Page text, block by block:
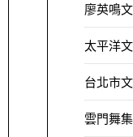
廖英鳴
太平洋
台北市
雲門舞